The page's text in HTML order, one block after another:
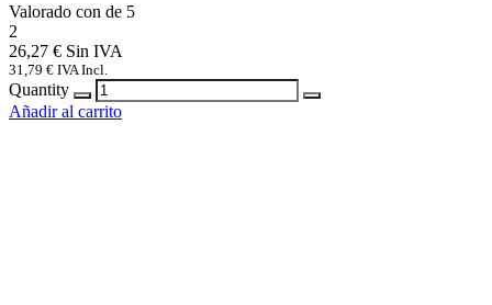
Valorado con de 5
2
26,27 €
31,79 € IVA Incl.
Quantity
Añadir al carrito